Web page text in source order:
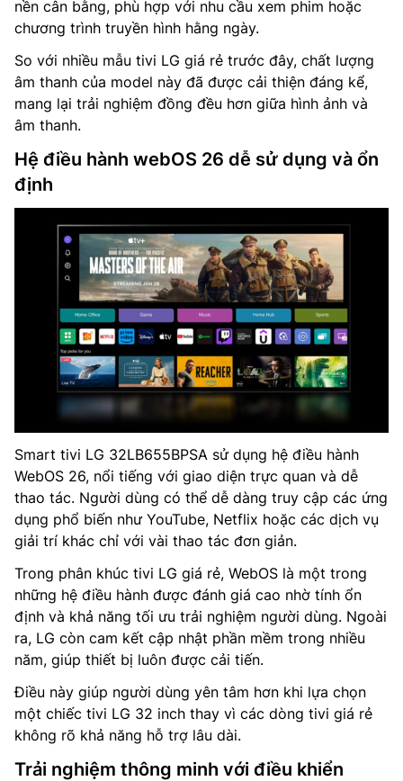
nền cân bằng, phù hợp với nhu cầu xem phim hoặc
chương trình truyền hình hằng ngày.
So với nhiều mẫu tivi LG giá rẻ trước đây, chất lượng
âm thanh của model này đã được cải thiện đáng kể,
mang lại trải nghiệm đồng đều hơn giữa hình ảnh và
âm thanh.
Hệ điều hành webOS 26 dễ sử dụng và ổn
định
Smart tivi LG 32LB655BPSA sử dụng hệ điều hành
WebOS 26, nổi tiếng với giao diện trực quan và dễ
thao tác. Người dùng có thể dễ dàng truy cập các ứng
dụng phổ biến như YouTube, Netflix hoặc các dịch vụ
giải trí khác chỉ với vài thao tác đơn giản.
Trong phân khúc tivi LG giá rẻ, WebOS là một trong
những hệ điều hành được đánh giá cao nhờ tính ổn
định và khả năng tối ưu trải nghiệm người dùng. Ngoài
ra, LG còn cam kết cập nhật phần mềm trong nhiều
năm, giúp thiết bị luôn được cải tiến.
Điều này giúp người dùng yên tâm hơn khi lựa chọn
một chiếc tivi LG 32 inch thay vì các dòng tivi giá rẻ
không rõ khả năng hỗ trợ lâu dài.
Trải nghiệm thông minh với điều khiển